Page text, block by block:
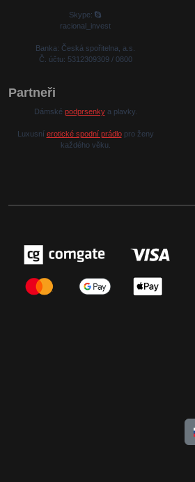
Skype:
racional_invest
Banka: Česká spořitelna, a.s.
Č. účtu: 5312309309 / 0800
Partneři
Dámské podprsenkya plavky.
Luxusní erotické spodní prádlopro ženy
každého věku.